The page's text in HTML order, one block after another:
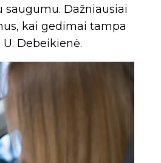
saugumu. Dažniausiai
kai gedimai tampa
Debeikienė.